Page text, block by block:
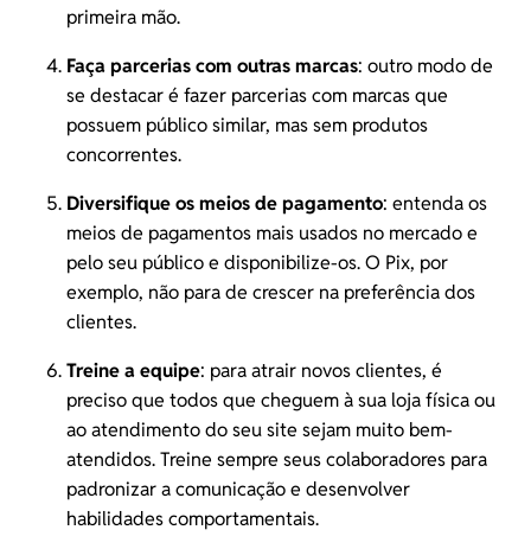
primeira mão.
Faça parcerias com outras marcas: outro modo de
se destacar é fazer parcerias com marcas que
possuem público similar, mas sem produtos
concorrentes.
Diversifique os meios de pagamento: entenda os
meios de pagamentos mais usados no mercado e
pelo seu público e disponibilize-os. O Pix, por
exemplo, não para de crescer na preferência dos
clientes.
Treine a equipe: para atrair novos clientes, é
preciso que todos que cheguem à sua loja física ou
ao atendimento do seu site sejam muito bem-
atendidos. Treine sempre seus colaboradores para
padronizar a comunicação e desenvolver
habilidades comportamentais.